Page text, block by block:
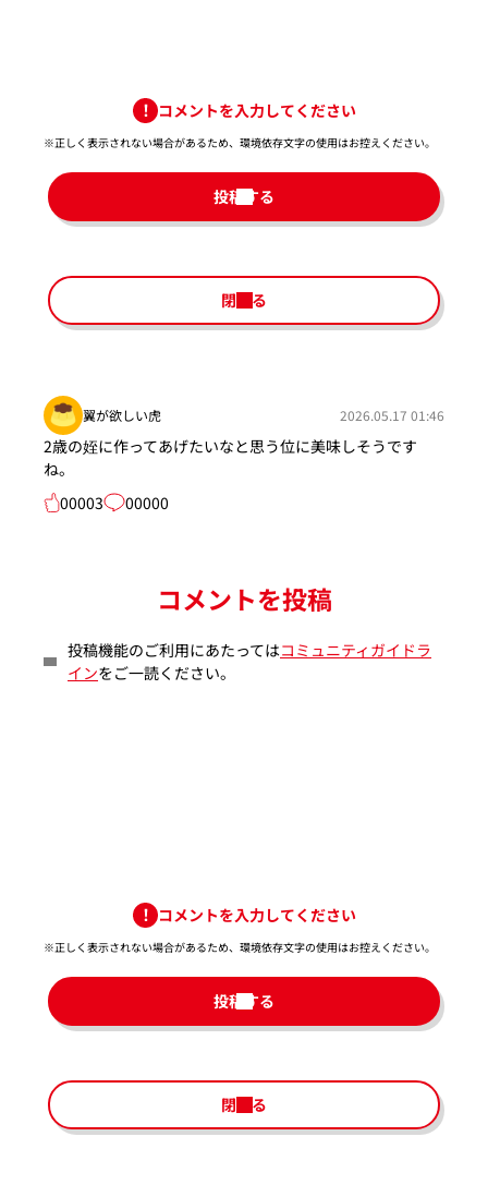
コメントを入力してください
※正しく表示されない場合があるため、環境依存文字の使用はお控えください。​
投稿する
閉じる
翼が欲しい虎 2026.05.17 01:46
2歳の姪に作ってあげたいなと思う位に美味しそうです
ね。
00003
00000
コメントを投稿
投稿機能のご利用にあたってはコミュニティガイドラ
インをご一読ください。
コメントを入力してください
※正しく表示されない場合があるため、環境依存文字の使用はお控えください。​
投稿する
閉じる